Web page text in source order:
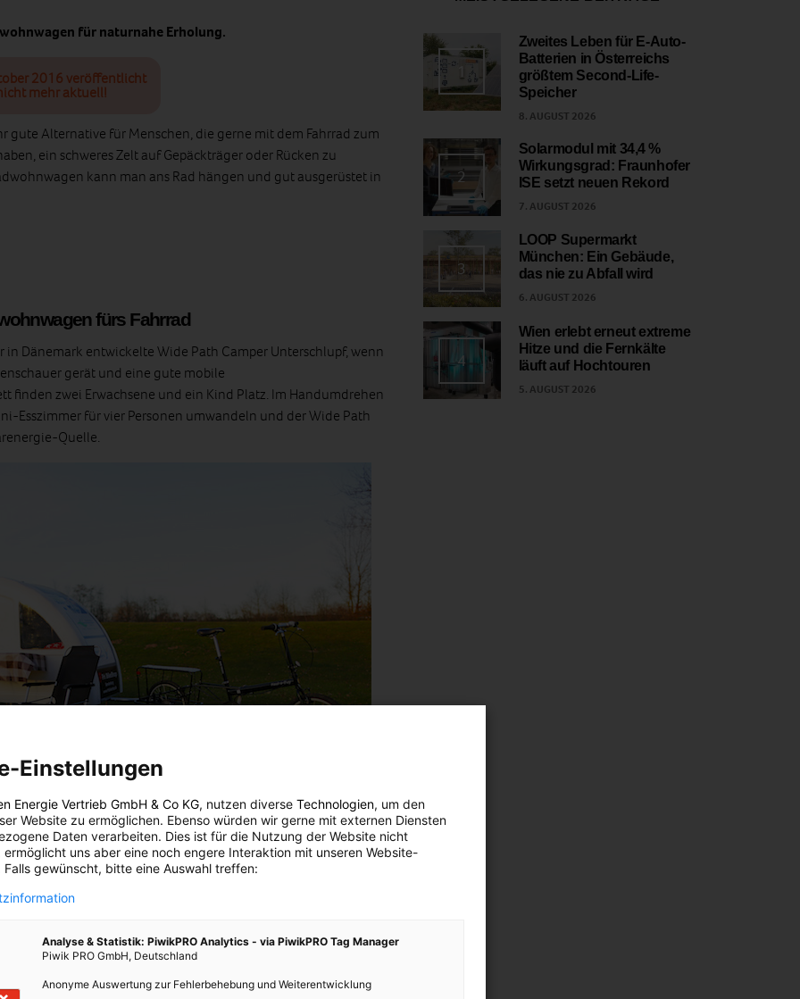
für naturnahe Erholung.
2016 veröffentlicht
mehr aktuell!
gute Alternative für Menschen, die gerne mit dem Fahrrad zum
ein schweres Zelt auf Gepäckträger oder Rücken zu
kann man ans Rad hängen und gut ausgerüstet in
fürs Fahrrad
in Dänemark entwickelte Wide Path Camper Unterschlupf, wenn
gerät und eine gute mobile
finden zwei Erwachsene und ein Kind Platz. Im Handumdrehen
Esszimmer für vier Personen umwandeln und der Wide Path
Quelle.
Wohnen zum Ausklappen
ist der Wide Path Camper innerhalb von drei Minuten zum
aufgestellt. Der 45 Kilo schwere
Transportzustand betragen die Maße 99 x 130, im
Unter dem Bett hat man 300 Liter Stauraum. Den
einfachen Tisch zum Kochen und Essen erweitern.
Zweites Leben für E-Auto-
Batterien in Österreichs
größtem Second-Life-
Speicher
8. AUGUST 2026
2
Solarmodul mit 34,4 %
Wirkungsgrad: Fraunhofer
ISE setzt neuen Rekord
7. AUGUST 2026
3
LOOP Supermarkt
München: Ein Gebäude,
das nie zu Abfall wird
6. AUGUST 2026
4
Wien erlebt erneut extreme
Hitze und die Fernkälte
läuft auf Hochtouren
5. AUGUST 2026
Einstellungen
Energie Vertrieb GmbH & Co KG, nutzen diverse Technologien, um den
Website zu ermöglichen. Ebenso würden wir gerne mit externen Diensten
Daten verarbeiten. Dies ist für die Nutzung der Website nicht
ermöglicht uns aber eine noch engere Interaktion mit unseren Website-
Falls gewünscht, bitte eine Auswahl treffen:
Analyse & Statistik: PiwikPRO Analytics - via PiwikPRO Tag Manager
Piwik PRO GmbH, Deutschland
Anonyme Auswertung zur Fehlerbehebung und Weiterentwicklung